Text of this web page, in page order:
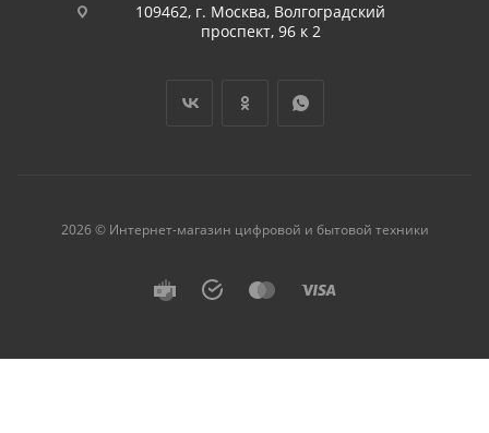
109462, г. Москва, Волгоградский
проспект, 96 к 2
2026 © Интернет-магазин цифровой и бытовой техники